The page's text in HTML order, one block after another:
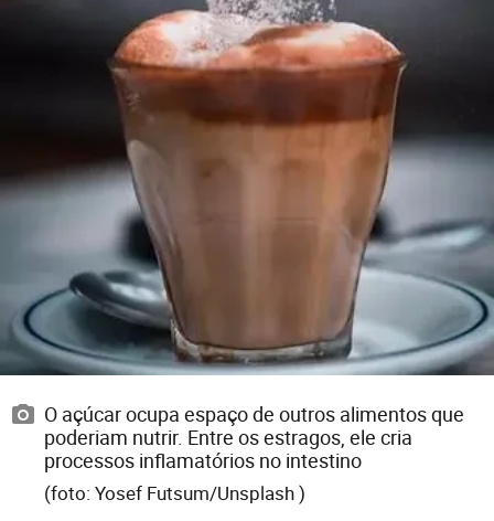
O açúcar ocupa espaço de outros alimentos que
poderiam nutrir. Entre os estragos, ele cria
processos inflamatórios no intestino
(foto: Yosef Futsum/Unsplash )